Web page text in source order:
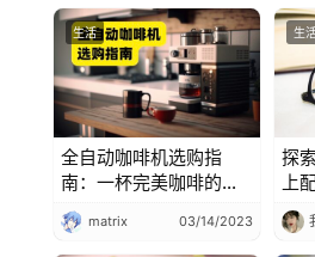
生活
全自动咖啡机选购指
南：一杯完美咖啡的秘
密武器
matrix 03/14/2023
生
探
上
风采